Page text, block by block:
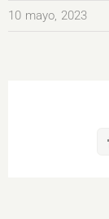
10 mayo, 2023